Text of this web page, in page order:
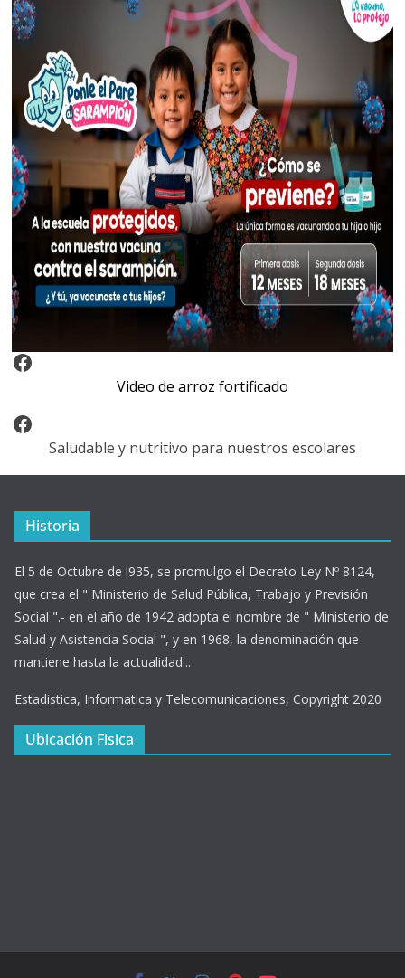
Video Arroz Fortificado
Video de arroz fortificado
Facebook
Saludable y nutritivo para nuestros escolares
Historia
El 5 de Octubre de l935, se promulgo el Decreto Ley Nº 8124,
que crea el " Ministerio de Salud Pública, Trabajo y Previsión
Social ".- en el año de 1942 adopta el nombre de " Ministerio de
Salud y Asistencia Social ", y en 1968, la denominación que
mantiene hasta la actualidad...
Estadistica, Informatica y Telecomunicaciones, Copyright 2020
Ubicación Fisica